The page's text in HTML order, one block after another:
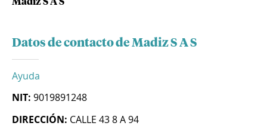
Madiz S A S
Datos de contacto de Madiz S A S
Ayuda
NIT: 9019891248
DIRECCIÓN: CALLE 43 8 A 94